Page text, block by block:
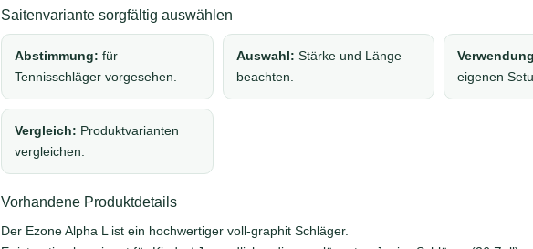
Saitenvariante sorgfältig auswählen
Abstimmung: für
Tennisschläger vorgesehen.
Auswahl: Stärke und Länge
beachten.
eigenen
Vergleich: Produktvarianten
vergleichen.
Vorhandene Produktdetails
Der Ezone Alpha L ist ein hochwertiger voll-graphit Schläger.